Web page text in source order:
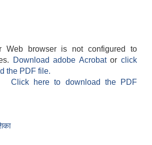
Web browser is not configured to
Download adobe Acrobatorclick
the PDF file.
Click here to download the PDF